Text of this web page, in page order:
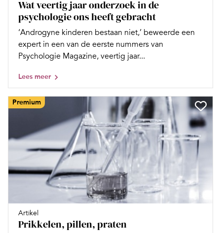
Wat veertig jaar onderzoek in de
psychologie ons heeft gebracht
‘Androgyne kinderen bestaan niet,’ beweerde een
expert in een van de eerste nummers van
Psychologie Magazine, veertig jaar...
Lees meer
Premium
Artikel
Prikkelen, pillen, praten